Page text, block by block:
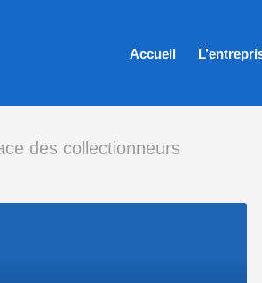
Accueil
des collectionneurs